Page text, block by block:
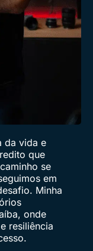
da vida e
que
se
em
Minha
onde
resiliência